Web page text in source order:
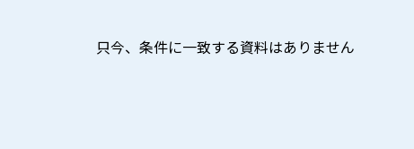
只今、条件に一致する資料はありません